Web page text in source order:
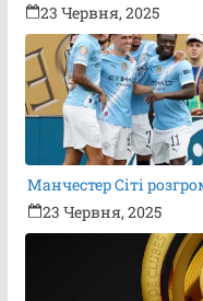
23 Червня, 2025
Манчестер Сіті
23 Червня, 2025